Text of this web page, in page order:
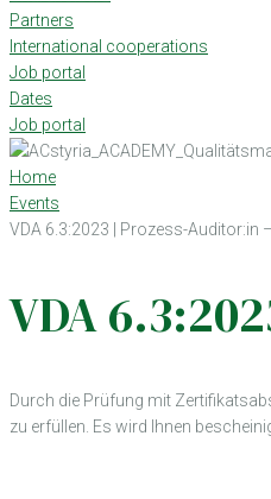
Partners
International cooperations
Job portal
Dates
Job portal
Home
Events
VDA 6.3:2023 | Prozess-Auditor:in
VDA
Durch die Prüfung mit
zu erfüllen. Es wird Ihnen